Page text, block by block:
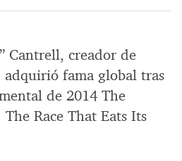
Cantrell, creador de
fama global tras
de 2014 The
Race That Eats Its